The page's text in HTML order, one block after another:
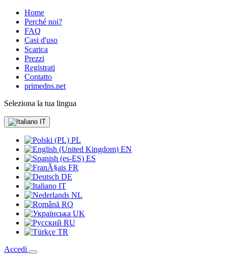
Home
Perché noi?
FAQ
Casi d'uso
Scarica
Prezzi
Registrati
Contatto
primedns.net
Seleziona la tua lingua
IT
PL
EN
ES
FR
DE
IT
NL
RO
UK
RU
TR
Accedi